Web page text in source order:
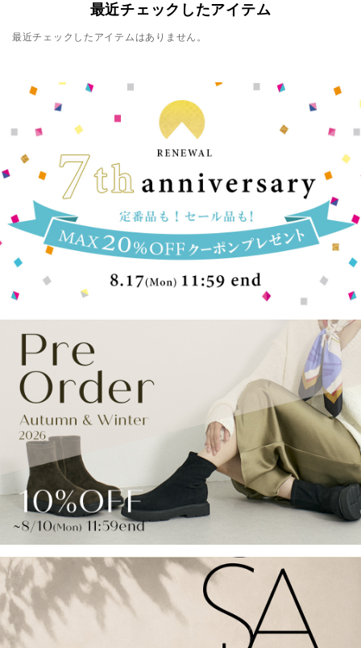
最近チェックしたアイテム
最近チェックしたアイテムはありません。